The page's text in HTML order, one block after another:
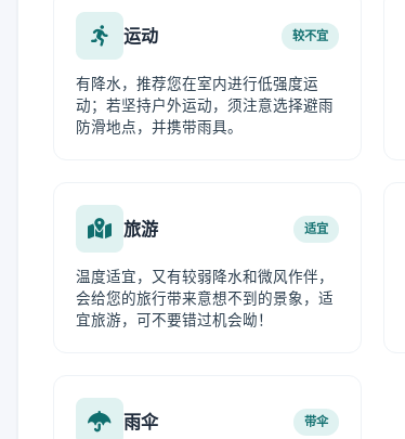
运动 较不宜
有降水，推荐您在室内进行低强度运
动；若坚持户外运动，须注意选择避雨
防滑地点，并携带雨具。
旅游 适宜
温度适宜，又有较弱降水和微风作伴，
会给您的旅行带来意想不到的景象，适
宜旅游，可不要错过机会呦！
雨伞 带伞